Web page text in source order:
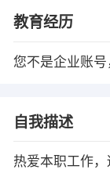
教育经历
您不是企业账
自我描述
热爱本职工作